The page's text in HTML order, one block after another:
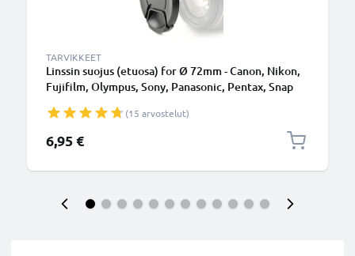
TARVIKKEET
Linssin suojus (etuosa) for Ø 72mm - Canon, Nikon,
Fujifilm, Olympus, Sony, Panasonic, Pentax, Snap
(15 arvostelut)
6,95 €